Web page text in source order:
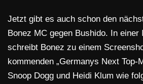
Jetzt gibt es auch schon den
Bonez MC gegen Bushido. In
schreibt Bonez zu einem
kommenden „Germanys Next Top-
Snoop Dogg und Heidi Klum wie